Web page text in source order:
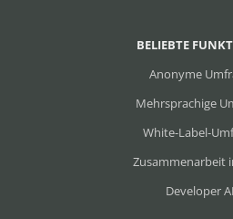
BELIEBTE
Anonyme
Mehrsprachige
White-Label-
Zusammenarbeit
Developer